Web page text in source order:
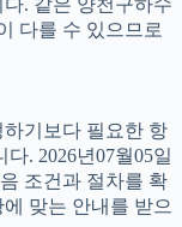
. 같은 양천구하수
다를 수 있으므로
기보다 필요한 항
. 2026년07월05일
조건과 절차를 확
맞는 안내를 받으